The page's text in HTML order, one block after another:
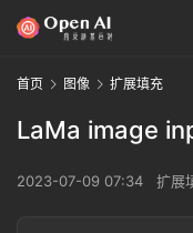
首页 图像 扩展填充
LaMa image
2023-07-09 07:34 扩展